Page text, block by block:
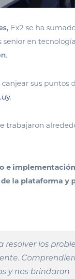
Fx2 se ha
senior en
.
sus puntos
.
trabajaron
e
la plataforma y
resolver los
y nos brindaron